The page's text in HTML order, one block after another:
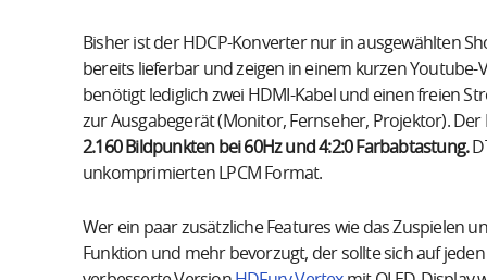
Bisher ist der HDCP-Konverter nur in ausgewählten
bereits lieferbar und zeigen in einem kurzen Youtube-
benötigt lediglich zwei HDMI-Kabel und einen freien
zur Ausgabegerät (Monitor, Fernseher, Projektor).
2.160 Bildpunkten bei 60Hz und 4:2:0 Farbabtastung.
unkomprimierten LPCM Format.
Wer ein paar zusätzliche Features wie das Zuspielen
Funktion und mehr bevorzugt, der sollte sich auf